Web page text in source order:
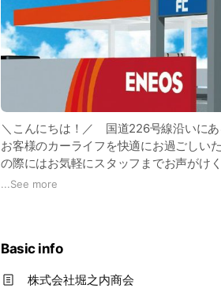
＼こんにちは！／ 国道226号線沿いにあ
お客様のカーライフを快適にお過ごしい
の際にはお気軽にスタッフまでお声がけく
皆様のご来店をスタッフ一同､心よりお待
...See more
Basic info
株式会社堀之内商会